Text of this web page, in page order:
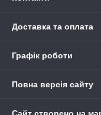
Доставка та оплата
Графік роботи
Повна версія сайту